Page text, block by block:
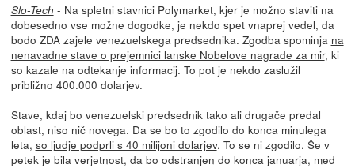
Slo-Tech - Na spletni stavnici Polymarket, kjer je možno staviti na
dobesedno vse možne dogodke, je nekdo spet vnaprej vedel, da
bodo ZDA zajele venezuelskega predsednika. Zgodba spominja na
nenavadne stave o prejemnici lanske Nobelove nagrade za mir, ki
so kazale na odtekanje informacij. To pot je nekdo zaslužil
približno 400.000 dolarjev.
Stave, kdaj bo venezuelski predsednik tako ali drugače predal
oblast, niso nič novega. Da se bo to zgodilo do konca minulega
leta, so ljudje podprli s 40 milijoni dolarjev. To se ni zgodilo. Še v
petek je bila verjetnost, da bo odstranjen do konca januarja, med